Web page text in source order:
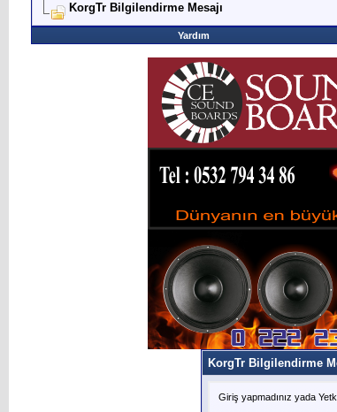
KorgTr Bilgilendirme Mesajı
Yardım
KorgTr Bilgilendirme
Giriş yapmadınız yada